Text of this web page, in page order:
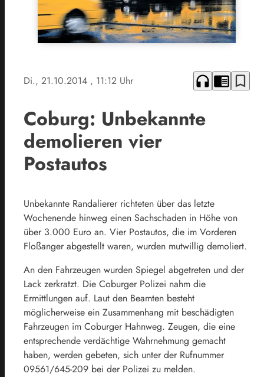
Di., 21.10.2014 , 11:12 Uhr headphones chrome_reader_mode bookmark_border
Coburg: Unbekannte
demolieren vier
Postautos
Unbekannte Randalierer richteten über das letzte
Wochenende hinweg einen Sachschaden in Höhe von
über 3.000 Euro an. Vier Postautos, die im Vorderen
Floßanger abgestellt waren, wurden mutwillig demoliert.
An den Fahrzeugen wurden Spiegel abgetreten und der
Lack zerkratzt. Die Coburger Polizei nahm die
Ermittlungen auf. Laut den Beamten besteht
möglicherweise ein Zusammenhang mit beschädigten
Fahrzeugen im Coburger Hahnweg. Zeugen, die eine
entsprechende verdächtige Wahrnehmung gemacht
haben, werden gebeten, sich unter der Rufnummer
09561/645-209 bei der Polizei zu melden.